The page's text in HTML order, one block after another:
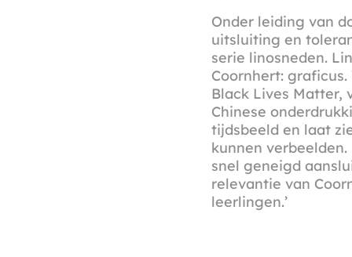
Onder leiding van
uitsluiting en
serie linosneden.
Coornhert:
Black Lives Matter,
Chinese
tijdsbeeld en laat
kunnen
snel geneigd
relevantie van
leerlingen.’